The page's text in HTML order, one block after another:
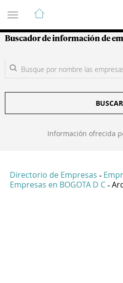
Guía de Empresas
Buscador de información de
BUSCAR
Información ofrecida
Directorio de Empresas -
Empresas en BOGOTA D C -